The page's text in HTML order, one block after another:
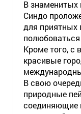
В знаменитых
Синдо
для приятных
Кроме того, с
красивые
В свою
природные
соединяющие